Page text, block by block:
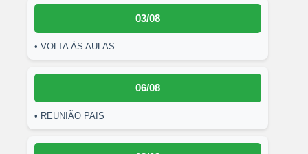
03/08
• VOLTA ÀS AULAS
06/08
• REUNIÃO PAIS